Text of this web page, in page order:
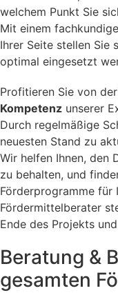
welchem Punkt Sie
Mit einem
Ihrer Seite stellen Sie
optimal eingesetzt
Profitieren Sie von der
Kompetenz unserer
Durch regelmäßige
neuesten Stand zu
Wir helfen Ihnen, den
zu behalten, und
Förderprogramme für
Fördermittelberater
Ende des Projekts
Beratung &
gesamten